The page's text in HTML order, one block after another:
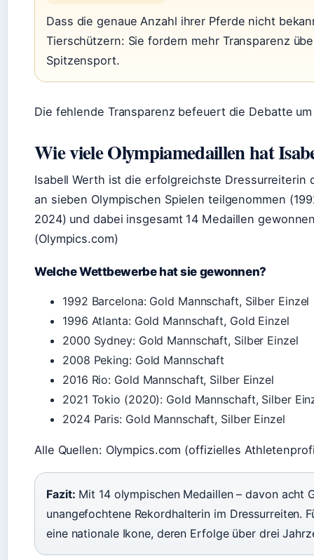
Dass die genaue Anzahl ihrer Pferde nicht
Tierschützern: Sie fordern mehr Transparenz
Spitzensport.
Die fehlende Transparenz befeuert die Debatte
Wie viele Olympiamedaillen hat
Isabell Werth ist die erfolgreichste Dressurreiterin
an sieben Olympischen Spielen teilgenommen
2024) und dabei insgesamt 14 Medaillen
(Olympics.com)
Welche Wettbewerbe hat sie gewonnen?
1992 Barcelona: Gold Mannschaft, Silber Einzel
1996 Atlanta: Gold Mannschaft, Gold Einzel
2000 Sydney: Gold Mannschaft, Silber Einzel
2008 Peking: Gold Mannschaft
2016 Rio: Gold Mannschaft, Silber Einzel
2021 Tokio (2020): Gold Mannschaft, Silber
2024 Paris: Gold Mannschaft, Silber Einzel
Alle Quellen: Olympics.com (offizielles
Fazit: Mit 14 olympischen Medaillen – davon acht
unangefochtene Rekordhalterin im Dressurreiten.
eine nationale Ikone, deren Erfolge über drei